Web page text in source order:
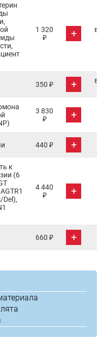
1 320
₽
+ в
350 ₽ + в
3 830
₽
+
440 ₽ +
к
(6
Del),
4 440
₽
+
660 ₽ +